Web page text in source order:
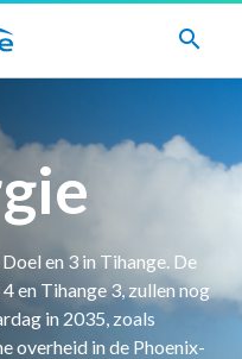
search
en 3 in Tihange. De
en Tihange 3, zullen nog
in 2035, zoals
overheid in de Phoenix-